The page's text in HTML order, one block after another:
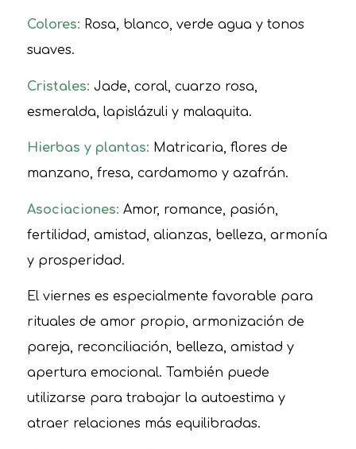
Colores: Rosa, blanco, verde agua y tonos
suaves.
Cristales: Jade, coral, cuarzo rosa,
esmeralda, lapislázuli y malaquita.
Hierbas y plantas: Matricaria, flores de
manzano, fresa, cardamomo y azafrán.
Asociaciones: Amor, romance, pasión,
fertilidad, amistad, alianzas, belleza, armonía
y prosperidad.
El viernes es especialmente favorable para
rituales de amor propio, armonización de
pareja, reconciliación, belleza, amistad y
apertura emocional. También puede
utilizarse para trabajar la autoestima y
atraer relaciones más equilibradas.